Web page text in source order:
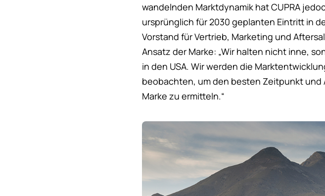
wandelnden Marktdynamik hat CUPRA
ursprünglich für 2030 geplanten Eintritt in
Vorstand für Vertrieb, Marketing und
Ansatz der Marke: „Wir halten nicht inne,
in den USA. Wir werden die
beobachten, um den besten Zeitpunkt und
Marke zu ermitteln.“